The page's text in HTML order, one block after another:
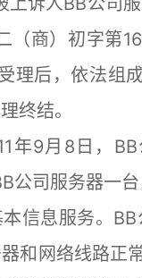
（商）初字第
理后，依法组
终结。
9月8日，BB
公司服务器一
信息服务。
和网络线路正